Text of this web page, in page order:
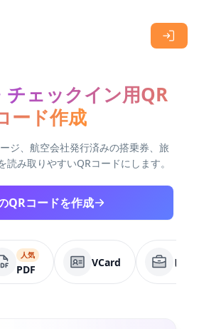
チェックイン用QR
ード作成
ジ、航空会社発行済みの搭乗券、旅
読み取りやすいQRコードにします。
QRコードを作成
人気
PDF
VCard ビジ